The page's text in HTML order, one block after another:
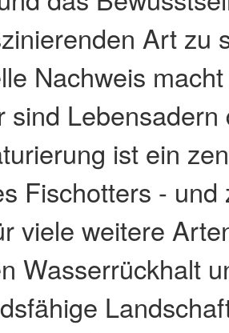
Art zu
Nachweis
sind
ist ein
Fischotters - und
viele weitere
Wasserrückhalt